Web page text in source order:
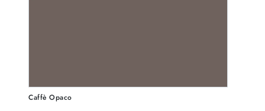
Caffè Opaco